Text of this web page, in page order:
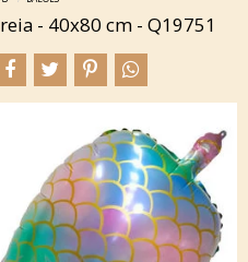
- 40x80 cm - Q19751